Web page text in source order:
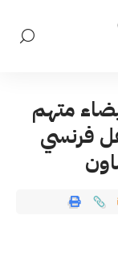
متهم
فرنسي